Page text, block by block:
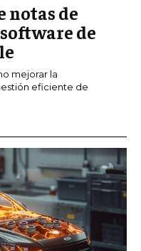
notas de
de
mejorar la
eficiente de